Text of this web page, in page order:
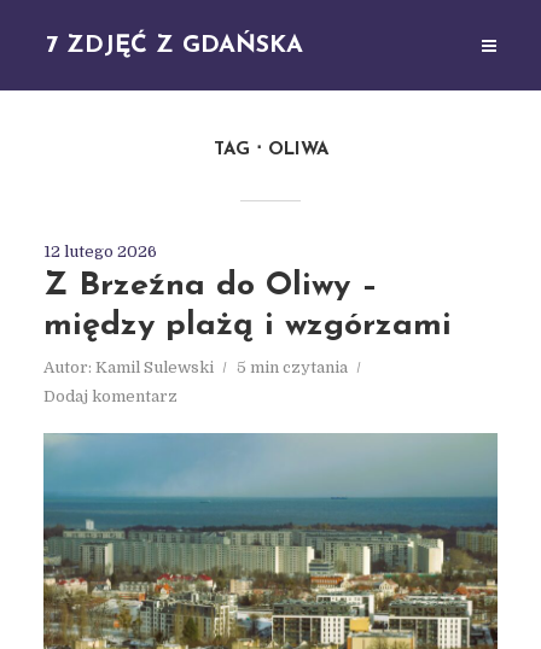
7 ZDJĘĆ Z GDAŃSKA
TAG OLIWA
12 lutego 2026
Z Brzeźna do Oliwy –
między plażą i wzgórzami
Autor: Kamil Sulewski
5 min czytania
Dodaj komentarz